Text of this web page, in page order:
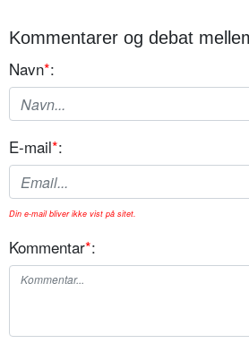
Kommentarer og debat
Navn*:
E-mail*:
Din e-mail bliver ikke vist på sitet.
Kommentar*: